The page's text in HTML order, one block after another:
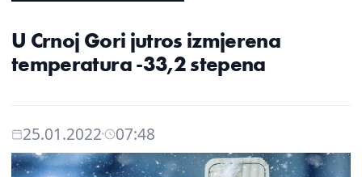
U Crnoj Gori jutros izmjerena
temperatura -33,2 stepena
25.01.2022 07:48